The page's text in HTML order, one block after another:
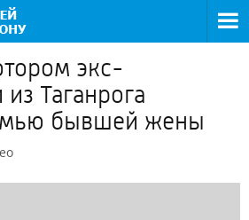
экс-
Таганрога
бывшей жены